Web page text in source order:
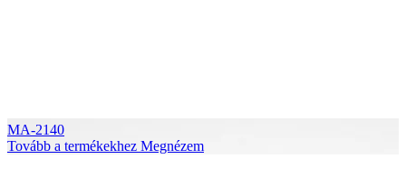
MA-2140
Tovább a termékekhez Megnézem